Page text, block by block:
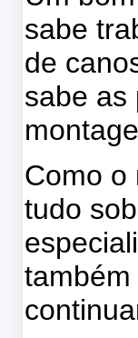
sabe
de
sabe as
Como o
tudo